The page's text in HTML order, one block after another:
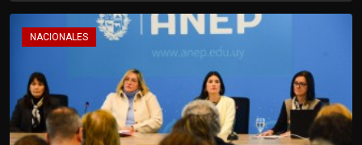
NACIONALES